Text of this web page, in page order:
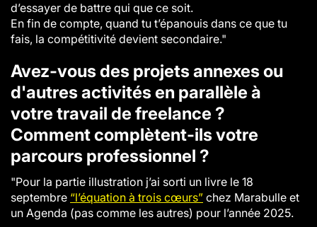
d’essayer de battre qui que ce soit.
En fin de compte, quand tu t’épanouis dans ce que tu
fais, la compétitivité devient secondaire."
Avez-vous des projets annexes ou
d'autres activités en parallèle à
votre travail de freelance ?
Comment complètent-ils votre
parcours professionnel ?
"Pour la partie illustration j’ai sorti un livre le 18
septembre “l’équation à trois cœurs” chez Marabulle et
un Agenda (pas comme les autres) pour l’année 2025.